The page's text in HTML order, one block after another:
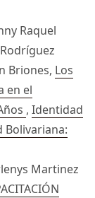
Raquel
Briones, Los
en el
, Identidad
Bolivariana:
Martinez